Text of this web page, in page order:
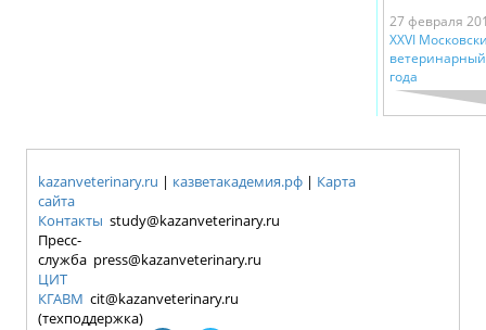
27 февраля
XXVI
ветеринарный
года
kazanveterinary.ru | казветакадемия.рф | Карта
сайта
Контакты study@kazanveterinary.ru
Пресс-
служба press@kazanveterinary.ru
ЦИТ
КГАВМ cit@kazanveterinary.ru
(техподдержка)